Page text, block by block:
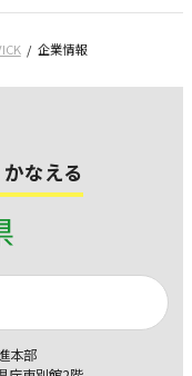
企業情報
なえる
本部